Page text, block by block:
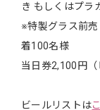
き もしくはプラ
※特製グラス前
着100名様
当日券2,100円
ビールリストは